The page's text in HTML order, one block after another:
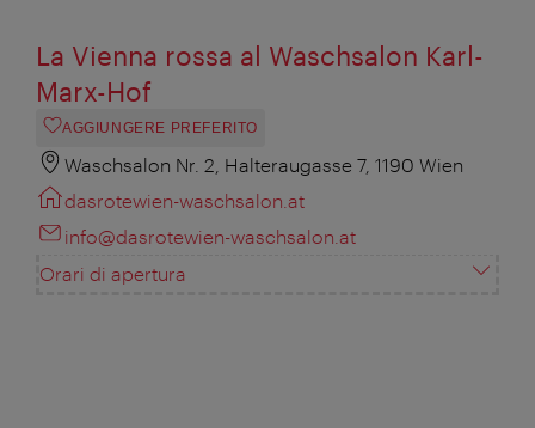
La Vienna rossa al Waschsalon Karl-
Marx-Hof
AGGIUNGERE PREFERITO
Waschsalon Nr. 2, Halteraugasse 7, 1190 Wien
dasrotewien-waschsalon.at
info@dasrotewien-waschsalon.at
Orari di apertura